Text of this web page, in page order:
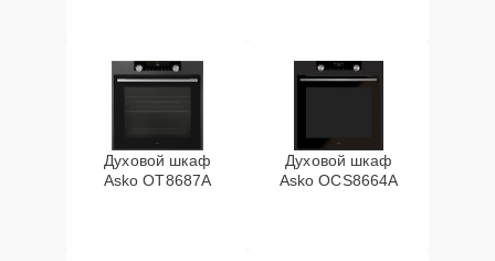
Духовой шкаф
Asko OT8687A
Духовой шкаф
Asko OCS8664A